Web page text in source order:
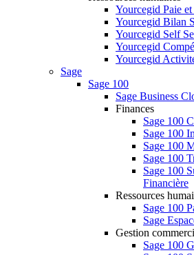
Yourcegid Paie
Yourcegid Bilan
Yourcegid Self
Yourcegid
Yourcegid
Sage
Sage 100
Sage Business
Finances
Sage 100
Sage 100
Sage 100
Sage 100
Sage 100
Financière
Ressources
Sage 100
Sage
Gestion
Sage 100